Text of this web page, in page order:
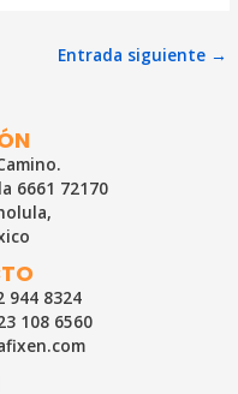
Entrada siguiente →
6661 72170
944 8324
108 6560